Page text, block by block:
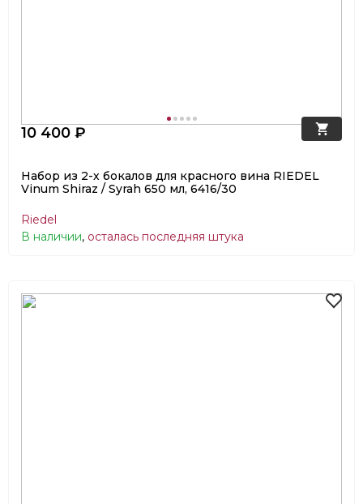
10 400 ₽
Набор из 2-х бокалов для красного вина RIEDEL
Vinum Shiraz / Syrah 650 мл, 6416/30
Riedel
В наличии, осталась последняя штука